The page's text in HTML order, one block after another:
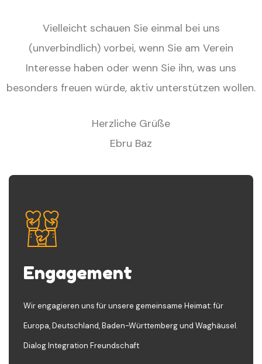
Vielleicht schauen Sie einmal bei uns
(unverbindlich) vorbei, wenn Sie am Verein
Interesse haben oder wenn Sie ihn, was uns
besonders freuen würde, aktiv unterstützen wollen.
Herzliche Grüße
Ebru Baz
Engagement
Wir engagieren uns für unsere gemeinsame Heimat: für
Europa, Deutschland, Baden-Württemberg und Waghäusel.
Dialog Integration Freundschaft